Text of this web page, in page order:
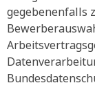
gegebenenfalls